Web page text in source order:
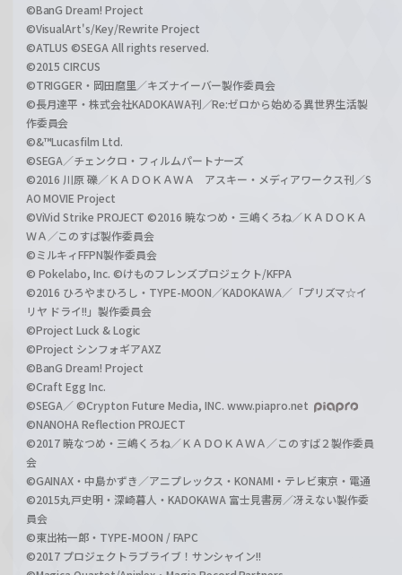
©BanG Dream! Project
©VisualArt's/Key/Rewrite Project
©ATLUS ©SEGA All rights reserved.
©2015 CIRCUS
©TRIGGER・岡田麿里／キズナイーバー製作委員会
©長月達平・株式会社KADOKAWA刊／Re:ゼロから始める異世界生活製
作委員会
©&™Lucasfilm Ltd.
©SEGA／チェンクロ・フィルムパートナーズ
©2016 川原 礫／ＫＡＤＯＫＡＷＡ アスキー・メディアワークス刊／S
AO MOVIE Project
©ViVid Strike PROJECT ©2016 暁なつめ・三嶋くろね／ＫＡＤＯＫＡ
ＷＡ／このすば製作委員会
©ミルキィFFPN製作委員会
© Pokelabo, Inc. ©けものフレンズプロジェクト/KFPA
©2016 ひろやまひろし・TYPE-MOON／KADOKAWA／「プリズマ☆イ
リヤ ドライ!!」製作委員会
©Project Luck & Logic
©Project シンフォギアAXZ
©BanG Dream! Project
©Craft Egg Inc.
©SEGA／ ©Crypton Future Media, INC. www.piapro.net
©NANOHA Reflection PROJECT
©2017 暁なつめ・三嶋くろね／ＫＡＤＯＫＡＷＡ／このすば２製作委員
会
©GAINAX・中島かずき／アニプレックス・KONAMI・テレビ東京・電通
©2015丸戸史明・深崎暮人・KADOKAWA 富士見書房／冴えない製作委
員会
©東出祐一郎・TYPE-MOON / FAPC
©2017 プロジェクトラブライブ！サンシャイン!!